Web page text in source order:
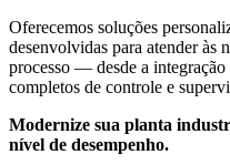
Oferecemos soluções
desenvolvidas para atender às
processo — desde a integração
completos de controle e
Modernize sua planta
nível de desempenho.